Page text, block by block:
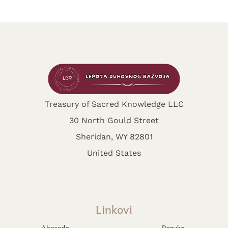
Treasury of Sacred Knowledge LLC
30 North Gould Street
Sheridan, WY 82801
United States
Linkovi